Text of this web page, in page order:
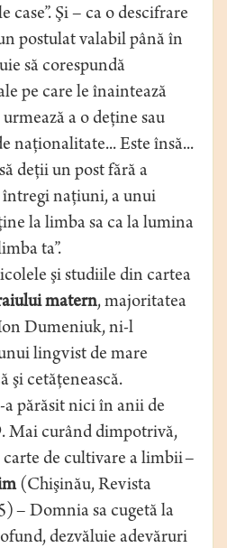
Şi – ca o descifrare
postulat valabil până în
să corespundă
pe care le înaintează
a o deţine sau
naţionalitate... Este însă...
deţii un post fără a
naţiuni, a unui
la limba sa ca la lumina
ta”.
şi studiile din cartea
matern, majoritatea
Dumeniuk, ni-l
lingvist de mare
şi cetăţenească.
părăsit nici în anii de
Mai curând dimpotrivă,
de cultivare a limbii –
(Chişinău, Revista
– Domnia sa cugetă la
dezvăluie adevăruri